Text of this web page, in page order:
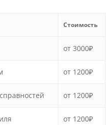
Стоимость
от 3000₽
от 1200₽
от 1200₽
от 1200₽